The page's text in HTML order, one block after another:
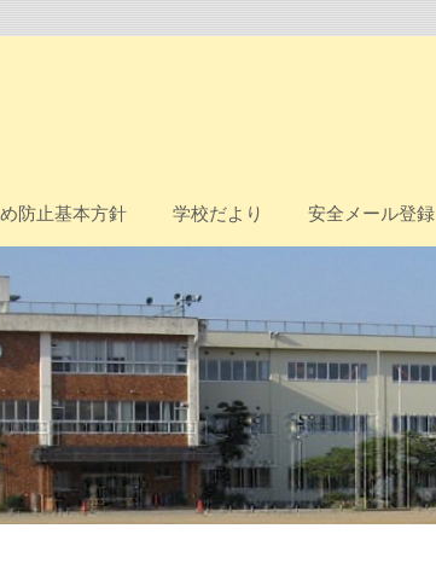
防止基本方針 学校だより 安全メール登録